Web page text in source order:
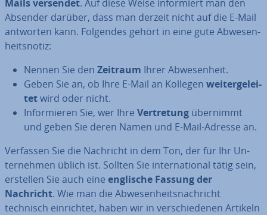
Mails versendet. Auf diese Weise in­for­miert man den
Absender darüber, dass man derzeit nicht auf die E-Mail
antworten kann. Folgendes gehört in eine gute Ab­we­sen­
heits­no­tiz:
Nennen Sie den Zeitraum Ihrer Ab­we­sen­heit.
Geben Sie an, ob Ihre E-Mail an Kollegen wei­ter­ge­lei­
tetwird oder nicht.
In­for­mie­ren Sie, wer Ihre Ver­tre­tung übernimmt
und geben Sie deren Namen und E-Mail-Adresse an.
Verfassen Sie die Nachricht in dem Ton, der für Ihr Un­
ter­neh­men üblich ist. Sollten Sie in­ter­na­tio­nal tätig sein,
erstellen Sie auch eine englische Fassung der
Nachricht. Wie man die Ab­we­sen­heits­nach­richt
technisch ein­rich­tet, haben wir in ver­schie­de­nen Artikeln